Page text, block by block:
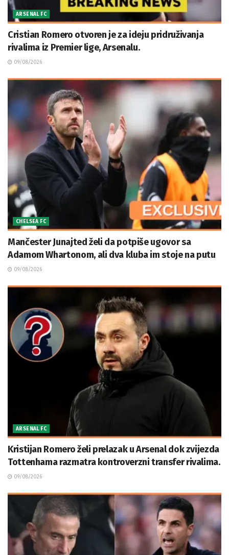
ARSENAL FC
Cristian Romero otvoren je za ideju pridruživanja
rivalima iz Premier lige, Arsenalu.
09/08/2026
CHELSEA FC
Mančester Junajted želi da potpiše ugovor sa
Adamom Whartonom, ali dva kluba im stoje na putu
09/08/2026
ARSENAL FC
Kristijan Romero želi prelazak u Arsenal dok zvijezda
Tottenhama razmatra kontroverzni transfer rivalima.
09/08/2026